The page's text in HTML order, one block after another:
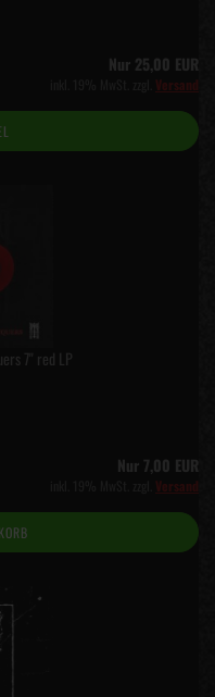
Nur 25,00 EUR
Versand
7" red LP
Nur 7,00 EUR
Versand